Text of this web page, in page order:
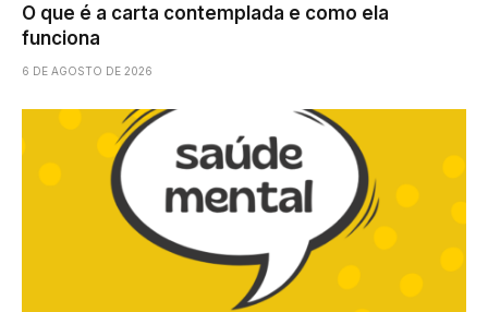
O que é a carta contemplada e como ela
funciona
6 DE AGOSTO DE 2026